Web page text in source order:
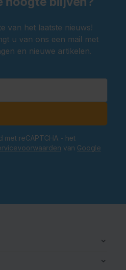
van het laatste nieuws!
u van ons een mail met
en nieuwe artikelen.
met reCAPTCHA - het
van Google